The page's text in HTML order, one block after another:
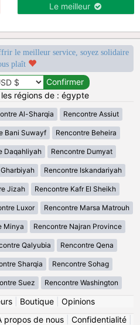
Le meilleur
le meilleur service, soyez solidaire
plaît
régions de : égypte
Al-Sharqia Rencontre Assiut
Bani Suwayf Rencontre Beheira
Daqahliyah Rencontre Dumyat
Rencontre Iskandariyah
Jizah Rencontre Kafr El Sheikh
Luxor Rencontre Marsa Matrouh
Minya Rencontre Najran Province
Qalyubia Rencontre Qena
Sharqia Rencontre Sohag
Suez Rencontre Washington
| Boutique| Opinions
propos de nous Confidentialité